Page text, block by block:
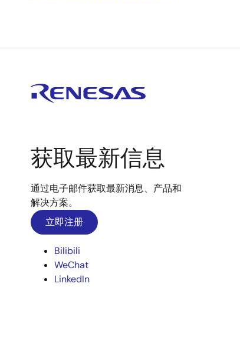
获取最新信息
通过电子邮件获取最新消息、产品和
解决方案。
立即注册
Bilibili
WeChat
LinkedIn